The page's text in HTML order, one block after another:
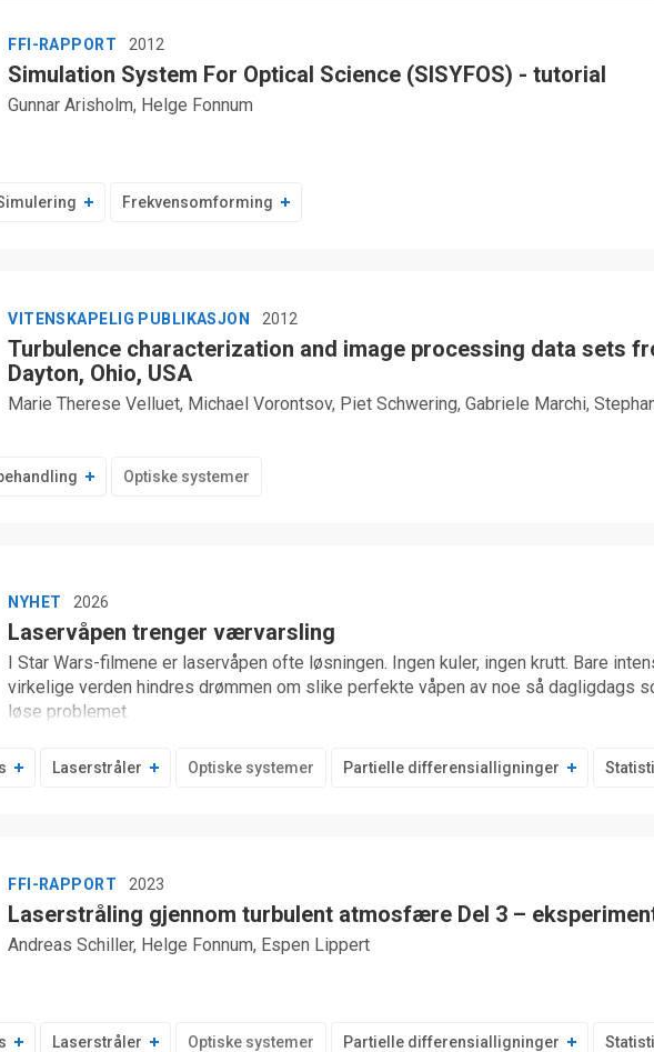
FFI-RAPPORT 2012
Simulation System For Optical Science (SISYFOS) - tutorial
Gunnar Arisholm, Helge Fonnum
Frekvensomforming
VITENSKAPELIG PUBLIKASJON 2012
Turbulence characterization and image processing data sets
Dayton, Ohio, USA
Marie Therese Velluet, Michael Vorontsov, Piet Schwering, Gabriele Marchi,
Optiske systemer
NYHET 2026
Laservåpen trenger værvarsling
I Star Wars-filmene er laservåpen ofte løsningen. Ingen kuler, ingen krutt. Bare
virkelige verden hindres drømmen om slike perfekte våpen av noe så dagligdags
løse problemet.
Laserstråler Optiske systemer Partielle differensialligninger
FFI-RAPPORT 2023
Laserstråling gjennom turbulent atmosfære Del 3 –
Andreas Schiller, Helge Fonnum, Espen Lippert
Laserstråler Optiske systemer Partielle differensialligninger